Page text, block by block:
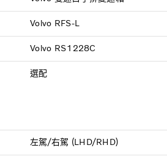
Volvo RFS-L
Volvo RS1228C
選配
左駕/右駕 (LHD/RHD)